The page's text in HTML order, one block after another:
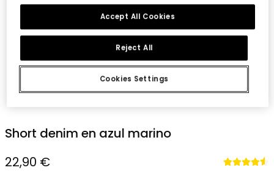
Short denim en azul marino
22,90 €
Cookies Settings
Reject All
Accept All Cookies